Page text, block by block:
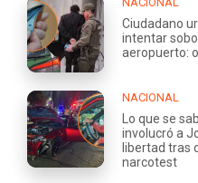
Ciudadano
intentar
aeropuerto:
NACIONAL
Lo que se
involucró a
libertad tras
narcotest